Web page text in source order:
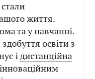
життя.
та у навчанні.
освіти з
ідистанційна